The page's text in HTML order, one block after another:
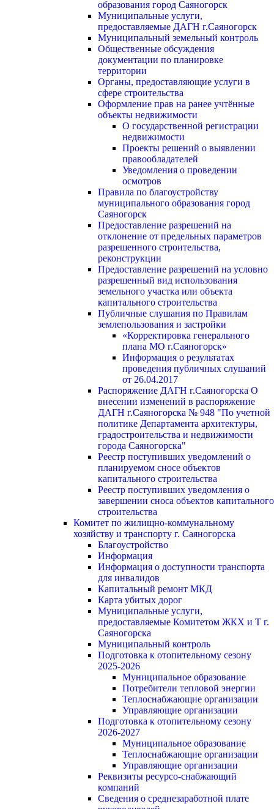
образования город Саяногорск
Муниципальные услуги,
предоставляемые ДАГН г.Саяногорск
Муниципальный земельный контроль
Общественные обсуждения
документации по планировке
территории
Органы, предоставляющие услуги в
сфере строительства
Оформление прав на ранее учтённые
объекты недвижимости
О государственной регистрации
недвижимости
Проекты решений о выявлении
правообладателей
Уведомления о проведении
осмотров
Правила по благоустройству
муниципального образования город
Саяногорск
Предоставление разрешений на
отклонение от предельных параметров
разрешенного строительства,
реконструкции
Предоставление разрешений на условно
разрешенный вид использования
земельного участка или объекта
капитального строительства
Публичные слушания по Правилам
землепользования и застройки
«Корректировка генерального
плана МО г.Саяногорск»
Информация о результатах
проведения публичных слушаний
от 26.04.2017
Распоряжение ДАГН г.Саяногорска О
внесении изменений в распоряжение
ДАГН г.Саяногорска № 948 "По учетной
политике Департамента архитектуры,
градостроительства и недвижимости
города Саяногорска"
Реестр поступивших уведомлений о
планируемом сносе объектов
капитального строительства
Реестр поступивших уведомления о
завершении сноса объектов капитального
строительства
Комитет по жилищно-коммунальному
хозяйству и транспорту г. Саяногорска
Благоустройство
Информация
Информация о доступности транспорта
для инвалидов
Капитальный ремонт МКД
Карта убитых дорог
Муниципальные услуги,
предоставляемые Комитетом ЖКХ и Т г.
Саяногорска
Муниципальный контроль
Подготовка к отопительному сезону
2025-2026
Муниципальное образование
Потребители тепловой энергии
Теплоснабжающие организации
Управляющие организации
Подготовка к отопительному сезону
2026-2027
Муниципальное образование
Теплоснабжающие организации
Управляющие организации
Реквизиты ресурсо-снабжающий
компаний
Сведения о среднезаработной плате